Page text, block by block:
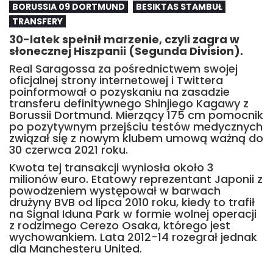
BORUSSIA 09 DORTMUND
BESIKTAS STAMBUŁ
TRANSFERY
30-latek spełnił marzenie, czyli zagra w
słonecznej Hiszpanii (Segunda Division).
Real Saragossa za pośrednictwem swojej
oficjalnej strony internetowej i Twittera
poinformował o pozyskaniu na zasadzie
transferu definitywnego Shinjiego Kagawy z
Borussii Dortmund. Mierzący 175 cm pomocnik
po pozytywnym przejściu testów medycznych
związał się z nowym klubem umową ważną do
30 czerwca 2021 roku.
Kwota tej transakcji wyniosła około 3
milionów euro. Etatowy reprezentant Japonii z
powodzeniem występował w barwach
drużyny BVB od lipca 2010 roku, kiedy to trafił
na Signal Iduna Park w formie wolnej operacji
z rodzimego Cerezo Osaka, którego jest
wychowankiem. Lata 2012-14 rozegrał jednak
dla Manchesteru United.